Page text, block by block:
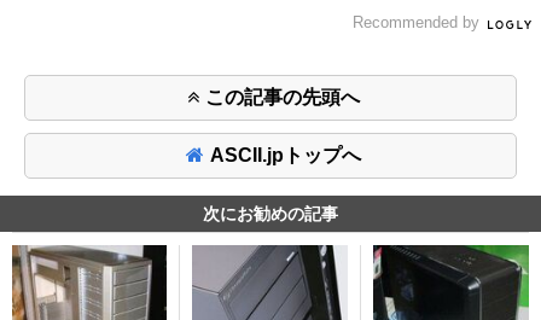
Recommended by
この記事の先頭へ
ASCII.jpトップへ
次にお勧めの記事